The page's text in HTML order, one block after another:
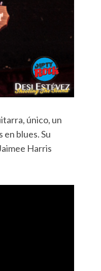
único, un
blues. Su
Harris